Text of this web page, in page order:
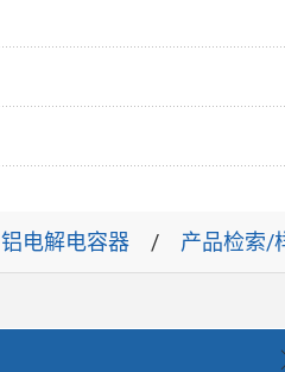
铝电解电容器 产品检索/